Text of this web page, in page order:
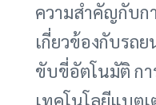
ความสำคัญกับก
เกี่ยวข้องกับรถ
ขับขี่อัตโนมัติ กา
เทคโนโลยีแบต